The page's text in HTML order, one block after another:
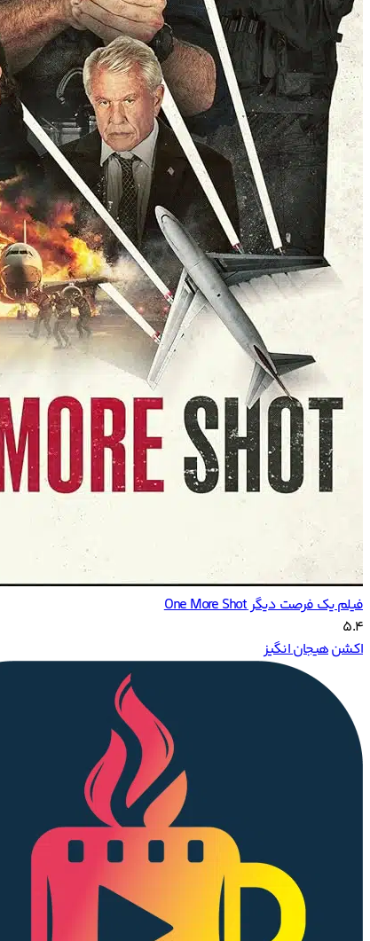
فیلم یک فرصت دیگر One More Shot
5.4
اکشنهیجان انگیز